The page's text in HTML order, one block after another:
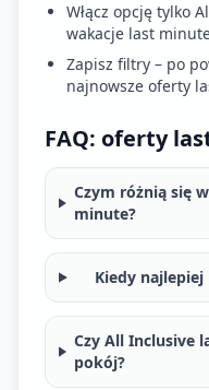
Włącz opcję tylko
wakacje last
Zapisz filtry – po
najnowsze oferty
FAQ: oferty
Czym różnią się
minute?
Kiedy
Czy All Inclusive
pokój?